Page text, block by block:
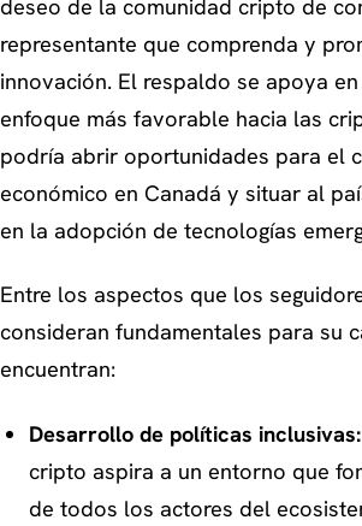
deseo de la comunidad cripto de
representante que comprenda y
innovación. El respaldo se apoya
enfoque más favorable hacia las
podría abrir oportunidades para el
económico en Canadá y situar al
en la adopción de tecnologías
Entre los aspectos que los
consideran fundamentales para su
encuentran:
Desarrollo de políticas inclusivas:
cripto aspira a un entorno que
de todos los actores del